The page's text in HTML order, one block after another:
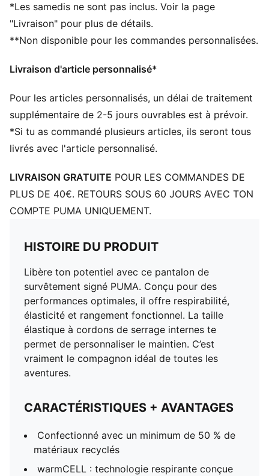
Coupe décontractée
Tissu polaire
Longueur normale
Poche au niveau des coutures
*Les samedis ne sont pas inclus. Voir la page
"Livraison" pour plus de détails.
**Non disponible pour les commandes personnalisées.
Livraison d'article personnalisé*
Pour les articles personnalisés, un délai de traitement
supplémentaire de 2-5 jours ouvrables est à prévoir.
*Si tu as commandé plusieurs articles, ils seront tous
livrés avec l'article personnalisé.
LIVRAISON GRATUITE POUR LES COMMANDES DE
PLUS DE 40€. RETOURS SOUS 60 JOURS AVEC TON
COMPTE PUMA UNIQUEMENT.
HISTOIRE DU PRODUIT
Libère ton potentiel avec ce pantalon de
survêtement signé PUMA. Conçu pour des
performances optimales, il offre respirabilité,
élasticité et rangement fonctionnel. La taille
élastique à cordons de serrage internes te
permet de personnaliser le maintien. C’est
vraiment le compagnon idéal de toutes les
aventures.
CARACTÉRISTIQUES + AVANTAGES
Confectionné avec un minimum de 50 % de
matériaux recyclés
warmCELL : technologie respirante conçue